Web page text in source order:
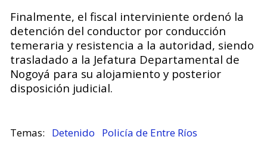
Finalmente, el fiscal interviniente ordenó la
detención del conductor por conducción
temeraria y resistencia a la autoridad, siendo
trasladado a la Jefatura Departamental de
Nogoyá para su alojamiento y posterior
disposición judicial.
Detenido
Policía de Entre Ríos